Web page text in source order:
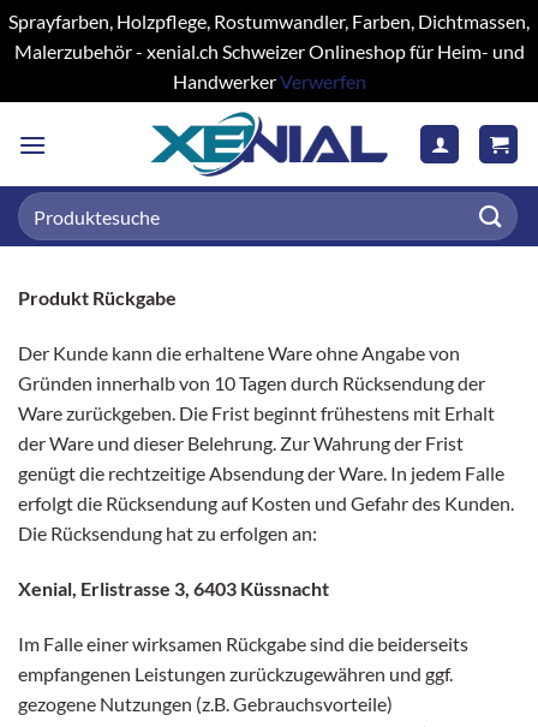
Sprayfarben, Holzpflege, Rostumwandler, Farben, Dichtmassen,
Malerzubehör - xenial.ch Schweizer Onlineshop für Heim- und
HandwerkerVerwerfen
Inhalt
Suchen
nach:
Produkt Rückgabe
Der Kunde kann die erhaltene Ware ohne Angabe von
Gründen innerhalb von 10 Tagen durch Rücksendung der
Ware zurückgeben. Die Frist beginnt frühestens mit Erhalt
der Ware und dieser Belehrung. Zur Wahrung der Frist
genügt die rechtzeitige Absendung der Ware. In jedem Falle
erfolgt die Rücksendung auf Kosten und Gefahr des Kunden.
Die Rücksendung hat zu erfolgen an:
Xenial, Erlistrasse 3, 6403 Küssnacht
Im Falle einer wirksamen Rückgabe sind die beiderseits
empfangenen Leistungen zurückzugewähren und ggf.
gezogene Nutzungen (z.B. Gebrauchsvorteile)